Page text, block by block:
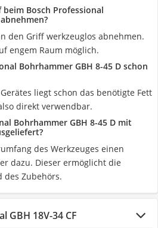
Bosch Professional
den Griff werkzeuglos abnehmen.
engem Raum möglich.
Bohrhammer GBH 8-45 D schon
liegt schon das benötigte Fett
direkt verwendbar.
Bohrhammer GBH 8-45 D mit
des Werkzeuges einen
dazu. Dieser ermöglicht die
des Zubehörs.
GBH 18V-34 CF